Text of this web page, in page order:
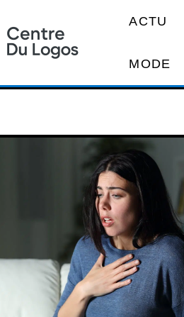
ACTU
MODE